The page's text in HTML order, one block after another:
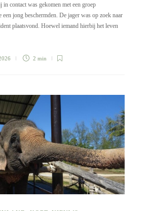
in contact was gekomen met een groep
jong beschermden. De jager was op zoek naar
plaatsvond. Hoewel iemand hierbij het leven
2 min